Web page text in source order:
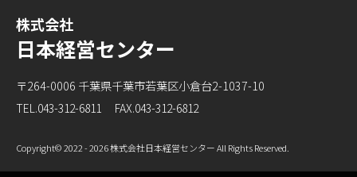
株式会社
日本経営センター
〒264-0006 千葉県千葉市若葉区小倉台2-1037-10
TEL.043-312-6811 FAX.043-312-6812
Copyright© 2022 - 2026 株式会社日本経営センターAll Rights Reserved.